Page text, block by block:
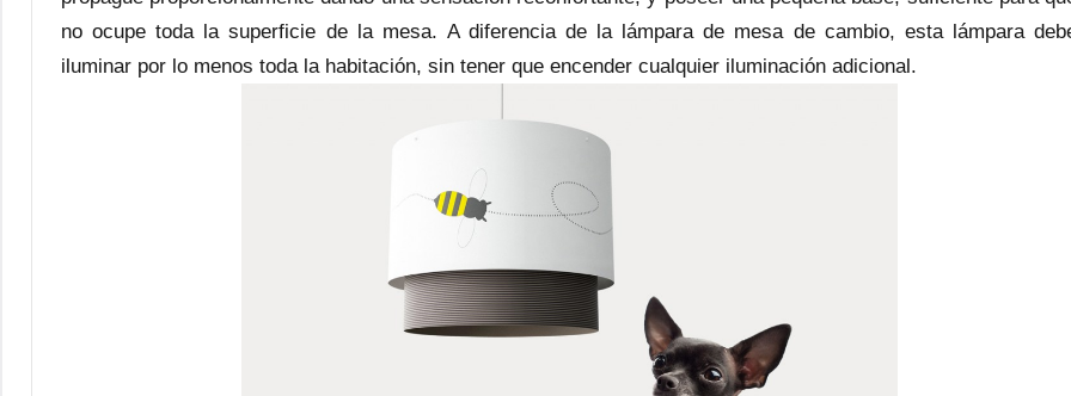
no ocupe toda la superficie de la mesa. A diferencia de la lámpara de mesa de cambio, esta lámpara
iluminar por lo menos toda la habitación, sin tener que encender cualquier iluminación adicional.